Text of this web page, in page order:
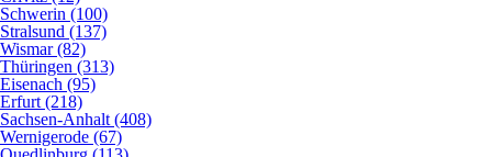
Schwerin (100)
Stralsund (137)
Wismar (82)
Thüringen (313)
Eisenach (95)
Erfurt (218)
Sachsen-Anhalt (408)
Wernigerode (67)